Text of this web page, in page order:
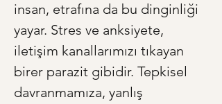
insan, etrafına da bu dinginliği
yayar. Stres ve anksiyete,
iletişim kanallarımızı tıkayan
birer parazit gibidir. Tepkisel
davranmamıza, yanlış